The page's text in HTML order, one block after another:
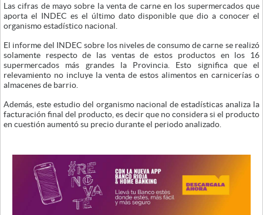
Las cifras de mayo sobre la venta de carne en los supermercados que
aporta el INDEC es el último dato disponible que dio a conocer el
organismo estadístico nacional.
El informe del INDEC sobre los niveles de consumo de carne se realizó
solamente respecto de las ventas de estos productos en los 16
supermercados más grandes la Provincia. Esto significa que el
relevamiento no incluye la venta de estos alimentos en carnicerías o
almacenes de barrio.
Además, este estudio del organismo nacional de estadísticas analiza la
facturación final del producto, es decir que no considera si el producto
en cuestión aumentó su precio durante el periodo analizado.